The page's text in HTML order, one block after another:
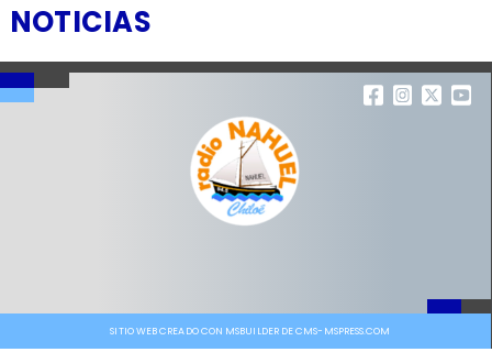
NOTICIAS
SITIO WEB CREADO CON MSBUILDER DE CMS-MSPRESS.COM